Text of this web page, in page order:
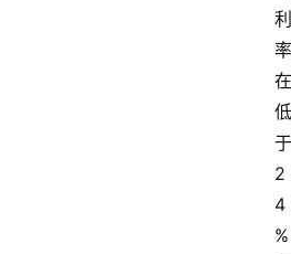
利
率
在
低
于
2
4
%